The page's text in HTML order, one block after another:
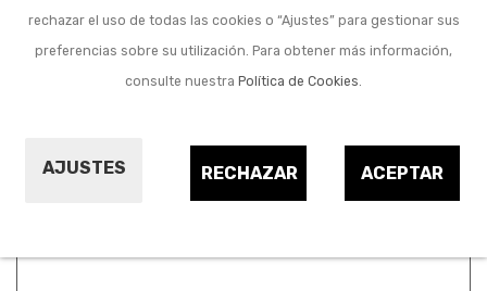
rechazar el uso de todas las cookies o “Ajustes” para gestionar sus
preferencias sobre su utilización. Para obtener más información,
consulte nuestra Política de Cookies.
AJUSTES ACEPTAR
RECHAZAR